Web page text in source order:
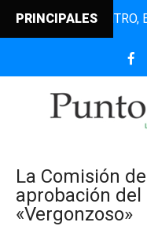
PRINCIPALES EL
La Comisión
aprobación
«Vergonzoso»